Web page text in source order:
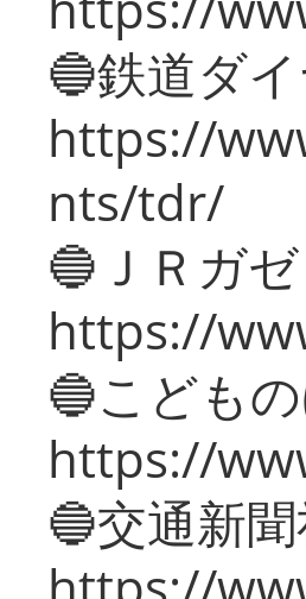
🔵鉄道ダ
https://
nts/tdr/
🔵ＪＲガ
https://
🔵こども
https://
🔵交通新